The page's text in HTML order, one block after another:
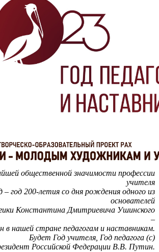
общественной значимости профессии
учителя
– год 200-летия со дня рождения одного из
основателей
Константина Дмитриевича Ушинского
–
в нашей стране педагогам и наставникам.
Будет Год учителя, Год педагога (с)
Российской Федерации В.В. Путин.